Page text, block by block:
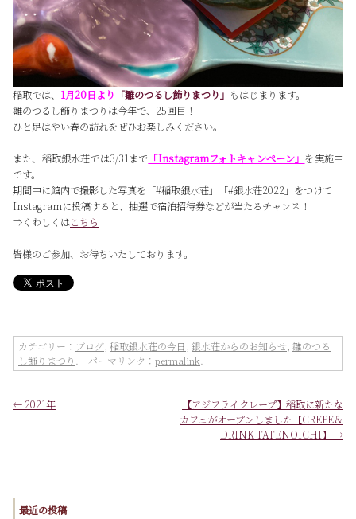
稲取では、 1月20日より 「雛のつるし飾りまつり」 もはじまります。
雛のつるし飾りまつりは今年で、25回目！
ひと足はやい春の訪れをぜひお楽しみください。
また、稲取銀水荘では3/31まで 「Instagramフォトキャンペーン」 を実施中
です。
期間中に館内で撮影した写真を「#稲取銀水荘」「#銀水荘2022」をつけて
Instagramに投稿すると、抽選で宿泊招待券などが当たるチャンス！
⇒くわしくはこちら
皆様のご参加、お待ちいたしております。
カテゴリー： ブログ, 稲取銀水荘の今日 , 銀水荘からのお知らせ, 雛のつる
し飾りまつり . パーマリンク： permalink.
← 2021年
【アジフライクレープ】稲取に新たな
カフェがオープンしました【CREPE＆
DRINK TATENOICHI】 →
最近の投稿